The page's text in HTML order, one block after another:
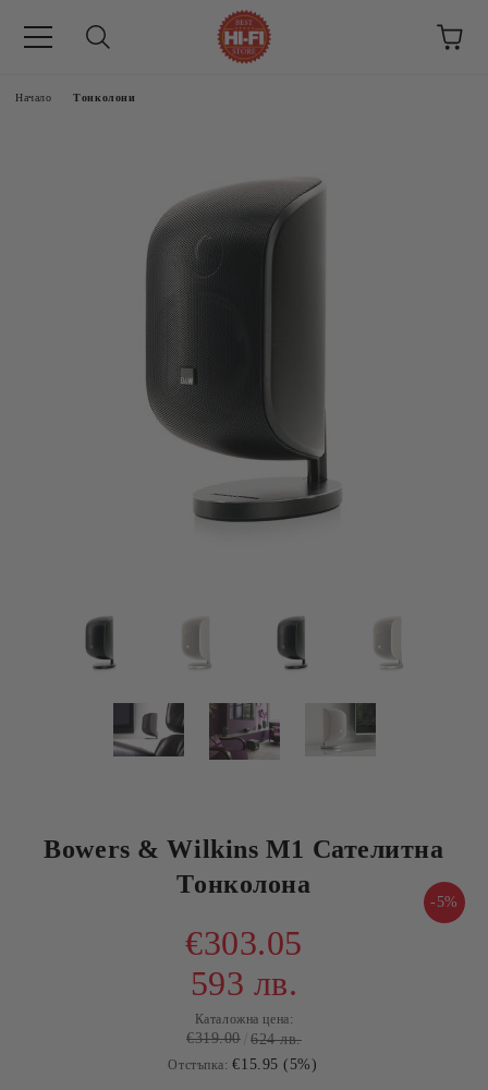
Начало Тонколони
Bowers & Wilkins M1 Сателитна
Тонколона
-5%
€303.05
593 лв.
Каталожна цена:
€319.00 624 лв.
Отстъпка: €15.95 (5%)